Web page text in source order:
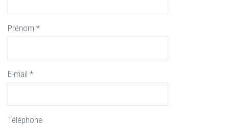
Prénom *
E-mail *
Téléphone